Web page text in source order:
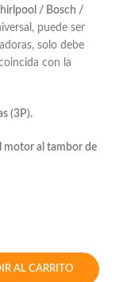
/ Bosch /
puede ser
solo debe
con la
(3P).
motor al tambor de
AL CARRITO